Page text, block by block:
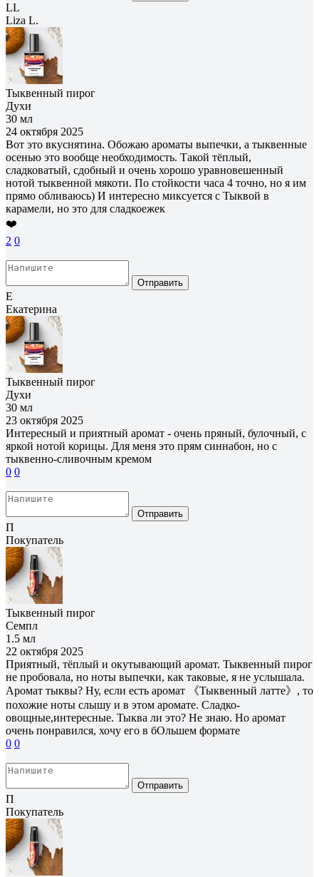
LL
Liza L.
Тыквенный пирог
Духи
30 мл
24 октября 2025
Вот это вкуснятина. Обожаю ароматы выпечки, а тыквенные
осенью это вообще необходимость. Такой тёплый,
сладковатый, сдобный и очень хорошо уравновешенный
нотой тыквенной мякоти. По стойкости часа 4 точно, но я им
прямо обливаюсь) И интересно миксуется с Тыквой в
карамели, но это для сладкоежек
❤️
2 0
Отправить
Е
Екатерина
Тыквенный пирог
Духи
30 мл
23 октября 2025
Интересный и приятный аромат - очень пряный, булочный, с
яркой нотой корицы. Для меня это прям синнабон, но с
тыквенно-сливочным кремом
0 0
Отправить
П
Покупатель
Тыквенный пирог
Семпл
1.5 мл
22 октября 2025
Приятный, тёплый и окутывающий аромат. Тыквенный пирог
не пробовала, но ноты выпечки, как таковые, я не услышала.
Аромат тыквы? Ну, если есть аромат 《Тыквенный латте》, то
похожие ноты слышу и в этом аромате. Сладко-
овощные,интересные. Тыква ли это? Не знаю. Но аромат
очень понравился, хочу его в бОльшем формате
0 0
Отправить
П
Покупатель